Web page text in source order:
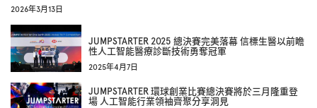
2026年3月13日
JUMPSTARTER 2025 總決賽完美落幕 信標生醫以前瞻
性人工智能醫療診斷技術勇奪冠軍
2025年4月7日
JUMPSTARTER 環球創業比賽總決賽將於三月隆重登
場 人工智能行業領袖齊聚分享洞見